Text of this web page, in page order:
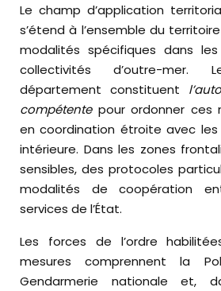
Le champ d’application
s’étend à l’ensemble du
modalités spécifiques dans
collectivités d’outre-
département constituent
compétente pour ordonner ces
en coordination étroite avec
intérieure. Dans les zones
sensibles, des protocoles
modalités de coopération
services de l’État.
Les forces de l’ordre
mesures comprennent la
Gendarmerie nationale et,